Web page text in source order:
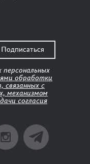
Подписаться
обработки
связанных с
механизмом
согласия